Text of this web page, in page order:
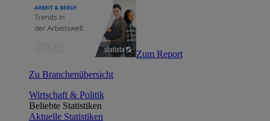
Zum Report
Zu Branchenübersicht
Wirtschaft & Politik
Beliebte Statistiken
Aktuelle Statistiken